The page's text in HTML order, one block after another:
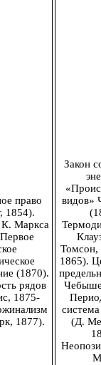
право
1854).
К. Маркса
(1870).
рядов
1875-
1877).
Закон
видов»
1865).
(Д.